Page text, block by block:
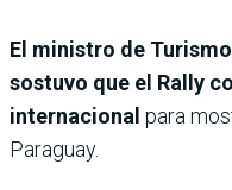
El ministro de
sostuvo que el Rally
internacional para
Paraguay.